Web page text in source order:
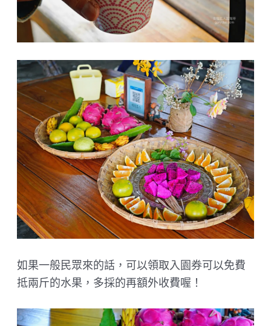
如果一般民眾來的話，可以領取入園券可以免費
抵兩斤的水果，多採的再額外收費喔！